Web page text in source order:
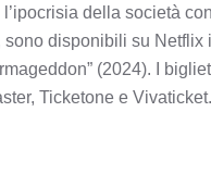
della società
disponibili su
(2024). I
Ticketone e Vivaticket.